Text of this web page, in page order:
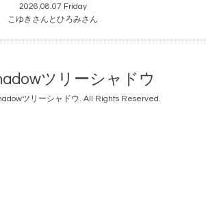
2026.08.07 Friday
こゆきさんとひろみさん
ツリーシャドウ
ツリーシャドウ. All Rights Reserved.